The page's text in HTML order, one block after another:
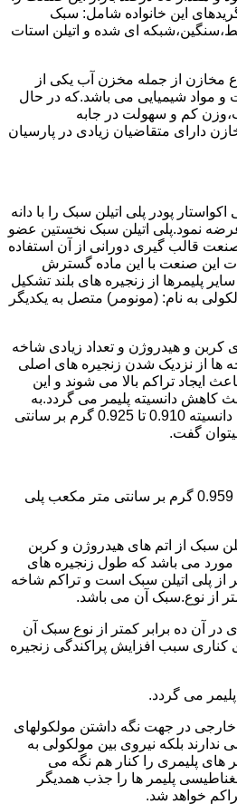
این خانواده شامل: سبک
ای شده و اتیلن استات
مخازن از جمله مخزن آب یکی از
و مواد شیمیایی می باشد.که در حال
کم و سهولت در جابه
دارای متقاضیان زیادی در پارسیان
کمپانی اکواستار پودر پلی اتیلن سبک را با دانه
عرضه نمود.پلی اتیلن سبک نخستین عضو
صنعت قالب گیری دورانی از آن استفاده
این صنعت با این ماده گسترش
پلیمرها از زنجیره های بلند تشکیل
به نام: (مونومر) متصل به یکدیگر
کربن و هیدروژن و تعداد زیادی شاخه
ها از نزدیک شدن زنجیره های اصلی
ایجاد تراکم بالا می شوند و این
کاهش دانسیته پلیمر می گردد.به
طور کلی به پلی اتیلن های با دانسیته 0.910 تا 0.925 گرم بر سانتی
گفت.
پلی اتیلن با دانسیته 0.941 تا 0.959 گرم بر سانتی متر مکعب پلی
سبک از اتم های هیدروژن و کربن
می باشد که طول زنجیره های
۵۰ بار بلندتر از پلی اتیلن سبک است و تراکم شاخه
از نوع.سبک آن می باشد.
در آن ده برابر کمتر از نوع سبک آن
سبب افزایش پراکندگی زنجیره
پلیمر می گردد.
خارجی در جهت نگه داشتن مولکولهای
ندارند بلکه نیروی بین مولکولی به
های پلیمری را کنار هم نگه می
پلیمر ها را جذب همدیگر
خواهد شد.